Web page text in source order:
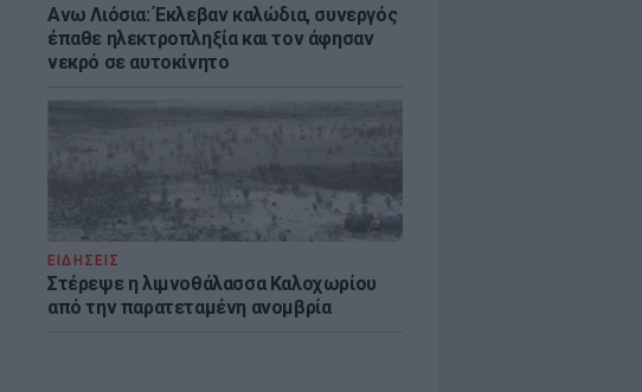
Ανω Λιόσια: Έκλεβαν καλώδια, συνεργός
έπαθε ηλεκτροπληξία και τον άφησαν
νεκρό σε αυτοκίνητο
ΕΙΔΗΣΕΙΣ
Στέρεψε η λιμνοθάλασσα Καλοχωρίου
από την παρατεταμένη ανομβρία